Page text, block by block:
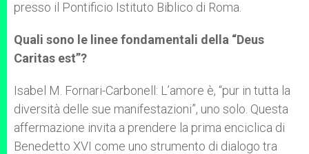
presso il Pontificio Istituto Biblico di Roma.
Quali sono le linee fondamentali della “Deus
Caritas est”?
Isabel M. Fornari-Carbonell: L’amore è, “pur in tutta la
diversità delle sue manifestazioni”, uno solo. Questa
affermazione invita a prendere la prima enciclica di
Benedetto XVI come uno strumento di dialogo tra